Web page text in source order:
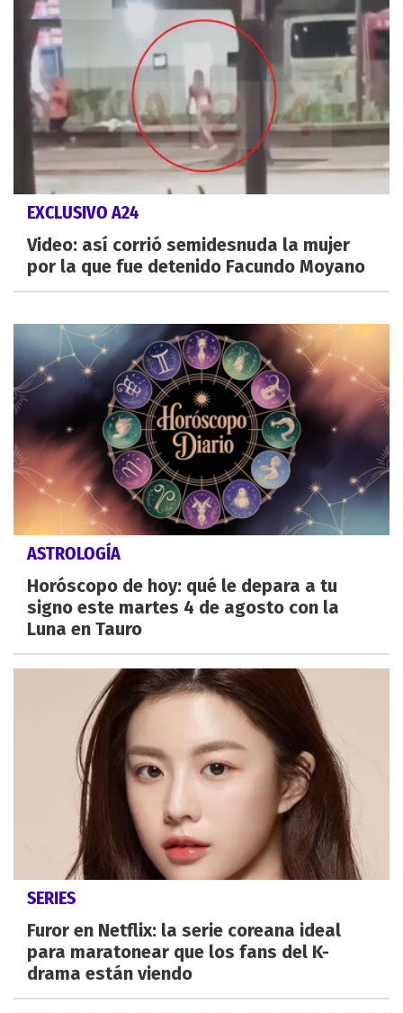
EXCLUSIVO A24
Video: así corrió semidesnuda la mujer
por la que fue detenido Facundo Moyano
ASTROLOGÍA
Horóscopo de hoy: qué le depara a tu
signo este martes 4 de agosto con la
Luna en Tauro
SERIES
Furor en Netflix: la serie coreana ideal
para maratonear que los fans del K-
drama están viendo